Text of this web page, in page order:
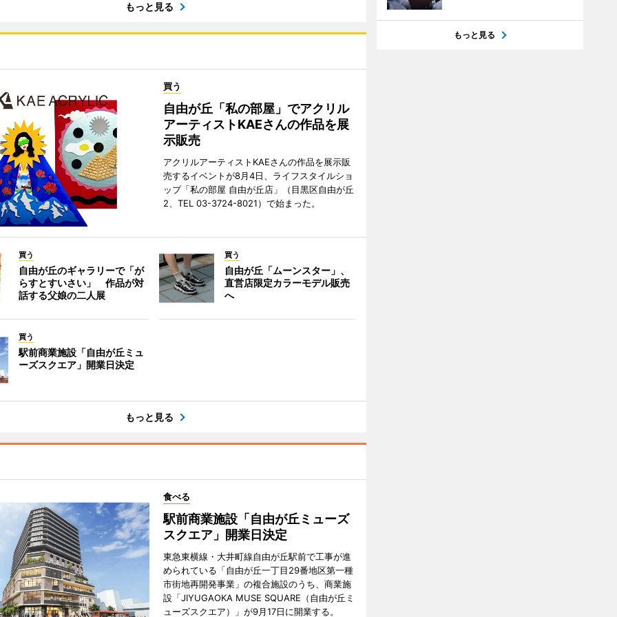
もっと見る
買う
自由が丘「私の部屋」でアクリル
アーティストKAEさんの作品を展
示販売
アクリルアーティストKAEさんの作品を展示販
売するイベントが8月4日、ライフスタイルショ
ップ「私の部屋 自由が丘店」（目黒区自由が丘
2、TEL 03-3724-8021）で始まった。
買う
自由が丘のギャラリーで「が
らすとすいさい」 作品が対
話する父娘の二人展
買う
自由が丘「ムーンスター」、
直営店限定カラーモデル販売
へ
買う
駅前商業施設「自由が丘ミュ
ーズスクエア」開業日決定
もっと見る
食べる
駅前商業施設「自由が丘ミューズ
スクエア」開業日決定
東急東横線・大井町線自由が丘駅前で工事が進
められている「自由が丘一丁目29番地区第一種
市街地再開発事業」の複合施設のうち、商業施
設「JIYUGAOKA MUSE SQUARE（自由が丘ミ
ューズスクエア）」が9月17日に開業する。
もっと見る